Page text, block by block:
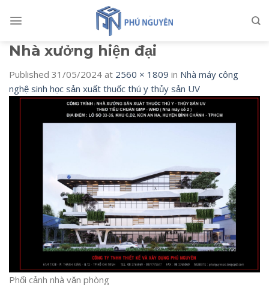
Nhà xưởng hiện đại
Published 31/05/2024 at 2560 × 1809 in Nhà máy công
nghệ sinh học sản xuất thuốc thú y thủy sản UV
Phối cảnh nhà văn phòng